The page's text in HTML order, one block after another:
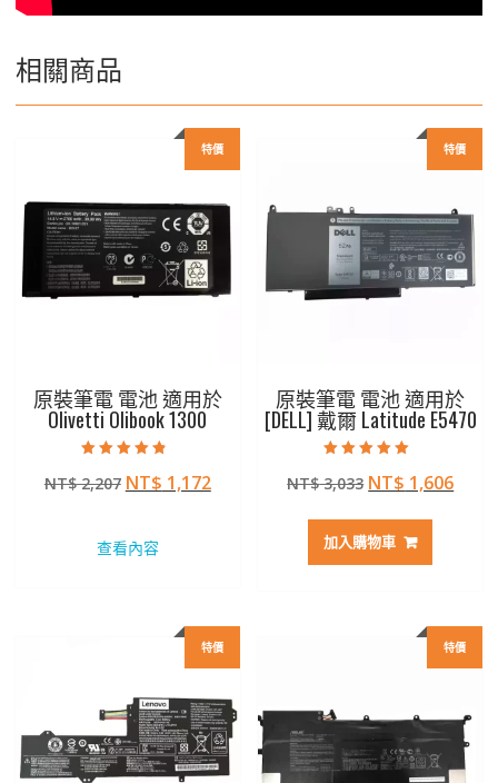
相關商品
特價
原裝筆電 電池 適用於
Olivetti Olibook 1300
4.50
滿分 5
NT$2,207 原
格：
NT$ 1,172目
查看內容
特價
原裝筆電 電池 適用於
[DELL] 戴爾 Latitude E5470
5.00
滿分 5
NT$3,033 原
價
格：
NT$ 1,606目
加入購物車
特價 特價